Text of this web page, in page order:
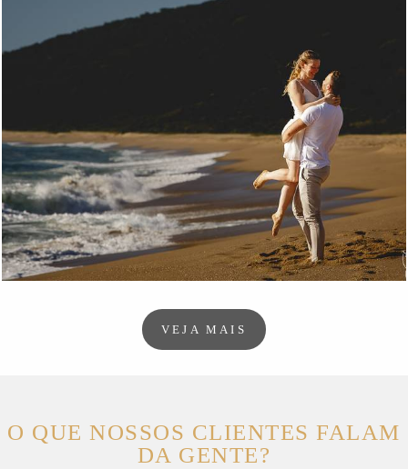
294 0
VEJA MAIS
O QUE NOSSOS CLIENTES FALAM
DA GENTE?